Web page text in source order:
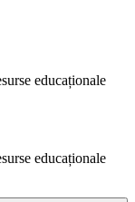
educaționale
educaționale